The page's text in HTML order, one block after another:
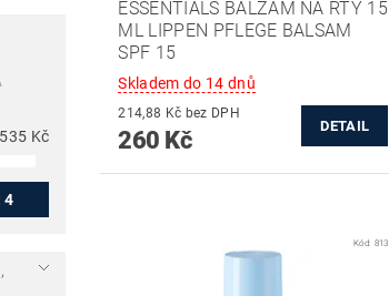
535 Kč
4
ESSENTIALS BALZÁM NA RTY 15
ML LIPPEN PFLEGE BALSAM
SPF 15
Skladem do 14 dnů
214,88 Kč bez DPH
260 Kč
DETAIL
Kód: 813